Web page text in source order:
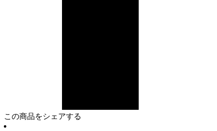
この商品をシェアする